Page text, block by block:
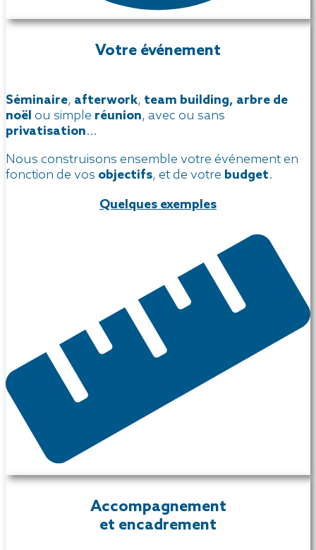
Votre événement
Séminaire, afterwork, team building, arbre de
noël ou simple réunion, avec ou sans
privatisation…
Nous construisons ensemble votre événement en
fonction de vos objectifs, et de votre budget.
Quelques exemples
Accompagnement
et encadrement